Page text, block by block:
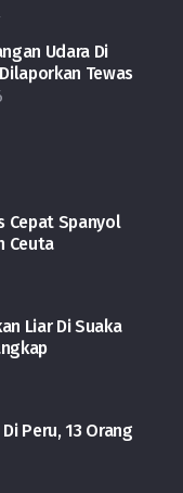
Udara Di
Tewas
Cepat Spanyol
Ceuta
Liar Di Suaka
Peru, 13 Orang